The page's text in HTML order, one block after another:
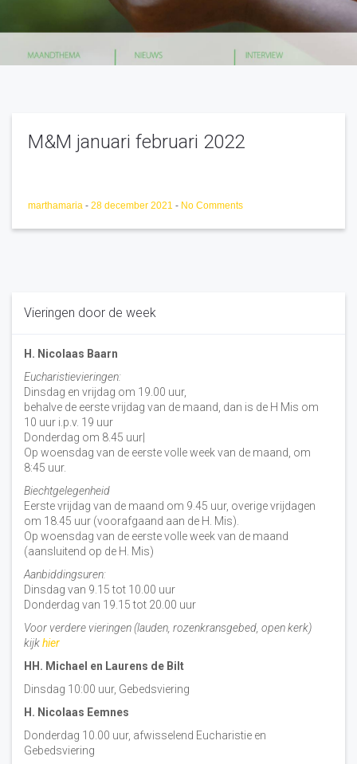
M&M januari februari 2022
marthamaria - 28 december 2021 - No Comments
Vieringen door de week
H. Nicolaas Baarn
Eucharistievieringen:
Dinsdag en vrijdag om 19.00 uur,
behalve de eerste vrijdag van de maand, dan is de H Mis om
10 uur i.p.v. 19 uur
Donderdag om 8.45 uur|
Op woensdag van de eerste volle week van de maand, om
8:45 uur.
Biechtgelegenheid
Eerste vrijdag van de maand om 9.45 uur, overige vrijdagen
om 18.45 uur (voorafgaand aan de H. Mis).
Op woensdag van de eerste volle week van de maand
(aansluitend op de H. Mis)
Aanbiddingsuren:
Dinsdag van 9.15 tot 10.00 uur
Donderdag van 19.15 tot 20.00 uur
Voor verdere vieringen (lauden, rozenkransgebed, open kerk)
kijkhier
HH. Michael en Laurens de Bilt
Dinsdag 10:00 uur, Gebedsviering
H. Nicolaas Eemnes
Donderdag 10.00 uur, afwisselend Eucharistie en
Gebedsviering